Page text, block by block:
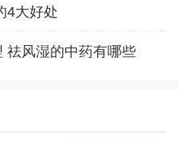
4大好处
祛风湿的中药有哪些